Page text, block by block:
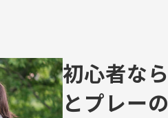
初心者な
とプレー